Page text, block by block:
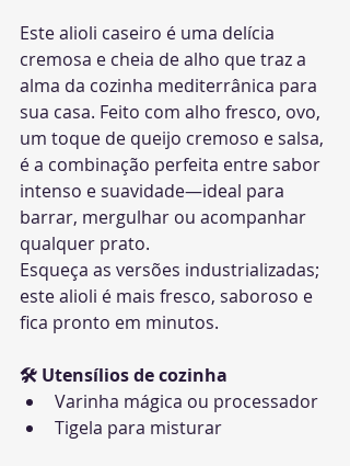
Este alioli caseiro é uma delícia
cremosa e cheia de alho que traz a
alma da cozinha mediterrânica para
sua casa. Feito com alho fresco, ovo,
um toque de queijo cremoso e salsa,
é a combinação perfeita entre sabor
intenso e suavidade—ideal para
barrar, mergulhar ou acompanhar
qualquer prato.
Esqueça as versões industrializadas;
este alioli é mais fresco, saboroso e
fica pronto em minutos.
🛠 Utensílios de cozinha
Varinha mágica ou processador
Tigela para misturar